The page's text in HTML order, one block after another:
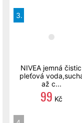
3.
NIVEA jemná
pleťová
až c...
99 Kč